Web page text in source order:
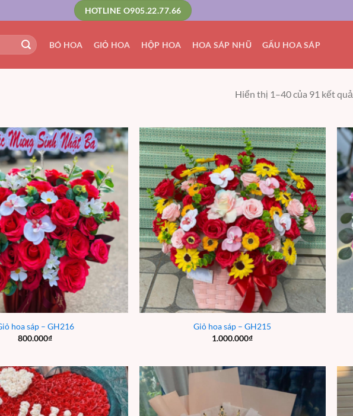
HOTLINE O905.22.77.66
BÓ HOA GIỎ HOA HỘP HOA HOA SÁP NHŨ GẤU HOA SÁP
Hiển thị 1–40 của 91 kết quả
hoa sáp – GH216
800.000₫
Giỏ hoa sáp – GH215
1.000.000₫